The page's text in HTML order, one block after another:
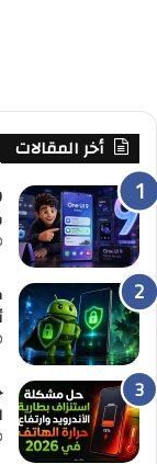
أخر المقالات